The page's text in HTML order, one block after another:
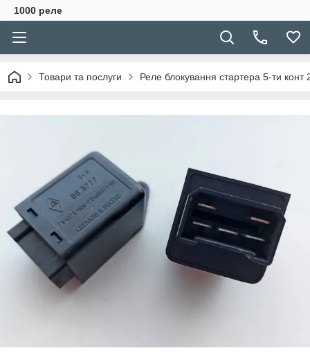
1000 реле
Товари та послуги Реле блокування стартера 5-ти